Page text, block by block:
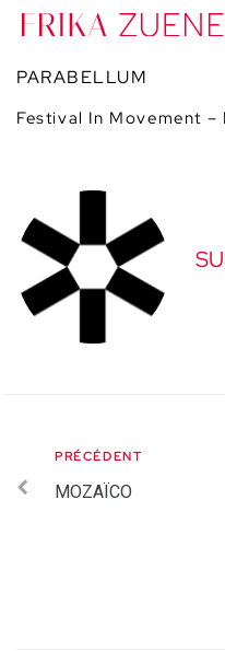
PARABELLUM
Festival In Movement
PRÉCÉDENT
MOZAÏCO